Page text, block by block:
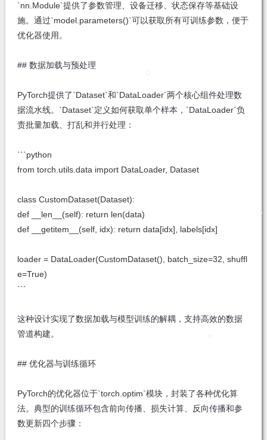
`nn.Module`提供了参数管理、设备迁移、状态保存等基础设
施。通过`model.parameters()`可以获取所有可训练参数，便于
优化器使用。
## 数据加载与预处理
PyTorch提供了`Dataset`和`DataLoader`两个核心组件处理数
据流水线。`Dataset`定义如何获取单个样本，`DataLoader`负
责批量加载、打乱和并行处理：
```python
from torch.utils.data import DataLoader, Dataset
class CustomDataset(Dataset):
def __len__(self): return len(data)
def __getitem__(self, idx): return data[idx], labels[idx]
loader = DataLoader(CustomDataset(), batch_size=32, shuffl
e=True)
```
这种设计实现了数据加载与模型训练的解耦，支持高效的数据
管道构建。
## 优化器与训练循环
PyTorch的优化器位于`torch.optim`模块，封装了各种优化算
法。典型的训练循环包含前向传播、损失计算、反向传播和参
数更新四个步骤：